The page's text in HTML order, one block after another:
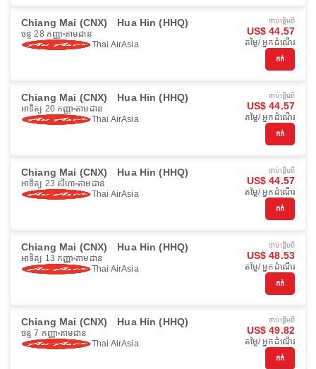
Chiang Mai (CNX) Hua Hin (HHQ)
ចន្ទ 28 កញ្ញា តាមដាន
Thai AirAsia
ចាប់ផ្ដើមពី
US$ 44.57
តម្លៃ/ អ្នកដំណើរ
កក់
Chiang Mai (CNX) Hua Hin (HHQ)
អាទិត្យ 20 កញ្ញា តាមដាន
Thai AirAsia
ចាប់ផ្ដើមពី
US$ 44.57
តម្លៃ/ អ្នកដំណើរ
កក់
Chiang Mai (CNX) Hua Hin (HHQ)
អាទិត្យ 23 សីហា តាមដាន
Thai AirAsia
ចាប់ផ្ដើមពី
US$ 44.57
តម្លៃ/ អ្នកដំណើរ
កក់
Chiang Mai (CNX) Hua Hin (HHQ)
អាទិត្យ 13 កញ្ញា តាមដាន
Thai AirAsia
ចាប់ផ្ដើមពី
US$ 48.53
តម្លៃ/ អ្នកដំណើរ
កក់
Chiang Mai (CNX) Hua Hin (HHQ)
ចន្ទ 7 កញ្ញា តាមដាន
Thai AirAsia
ចាប់ផ្ដើមពី
US$ 49.82
តម្លៃ/ អ្នកដំណើរ
កក់